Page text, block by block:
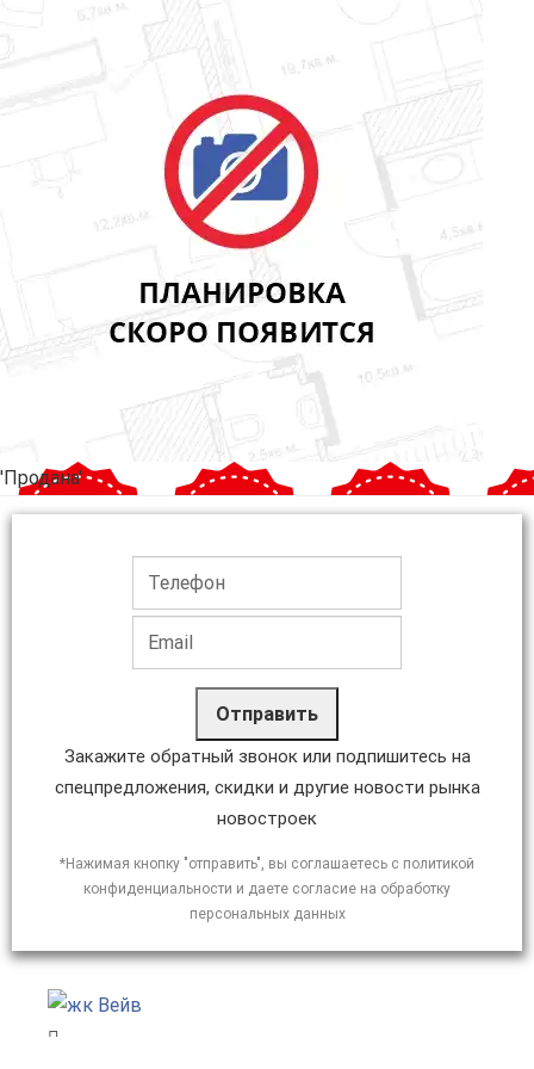
'Продана'
Отправить
Закажите обратный звонок или подпишитесь на
спецпредложения, скидки и другие новости рынка
новостроек
*Нажимая кнопку "отправить", вы соглашаетесь с политикой
конфиденциальности и даете согласие на обработку
персональных данных